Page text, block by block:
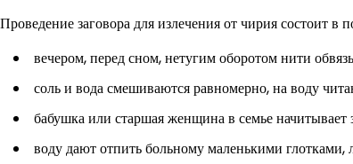
Проведение заговора для излечения от чирия состоит в
вечером, перед сном, нетугим оборотом нити
соль и вода смешиваются равномерно, на воду
бабушка или старшая женщина в семье начитывает
воду дают отпить больному маленькими глотками,